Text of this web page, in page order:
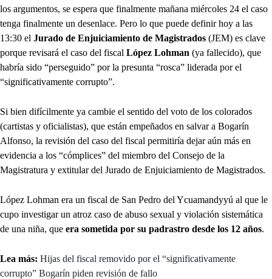
los argumentos, se espera que finalmente mañana miércoles 24 el caso
tenga finalmente un desenlace. Pero lo que puede definir hoy a las
13:30 el Jurado de Enjuiciamiento de Magistrados (JEM) es clave
porque revisará el caso del fiscal López Lohman (ya fallecido), que
habría sido “perseguido” por la presunta “rosca” liderada por el
“significativamente corrupto”.
Si bien difícilmente ya cambie el sentido del voto de los colorados
(cartistas y oficialistas), que están empeñados en salvar a Bogarín
Alfonso, la revisión del caso del fiscal permitiría dejar aún más en
evidencia a los “cómplices” del miembro del Consejo de la
Magistratura y extitular del Jurado de Enjuiciamiento de Magistrados.
López Lohman era un fiscal de San Pedro del Ycuamandyyú al que le
cupo investigar un atroz caso de abuso sexual y violación sistemática
de una niña, que era sometida por su padrastro desde los 12 años.
Lea más: Hijas del fiscal removido por el “significativamente
corrupto” Bogarín piden revisión de fallo